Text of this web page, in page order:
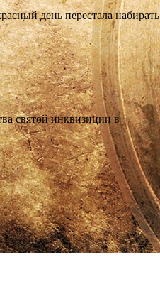
день перестала набирать
святой инквизиции в